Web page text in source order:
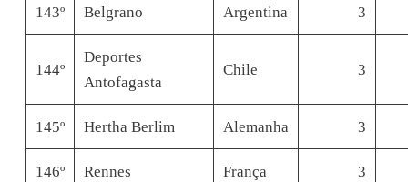
143º Belgrano Argentina 3
144º
Deportes
Antofagasta
Chile 3
145º Hertha Berlim Alemanha 3
146º Rennes França 3